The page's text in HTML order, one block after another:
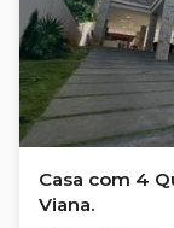
Casa com 4
Viana.